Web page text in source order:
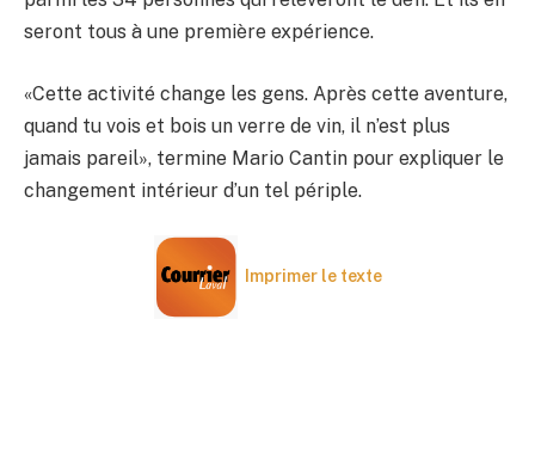
seront tous à une première expérience.
«Cette activité change les gens. Après cette aventure,
quand tu vois et bois un verre de vin, il n’est plus
jamais pareil», termine Mario Cantin pour expliquer le
changement intérieur d’un tel périple.
Imprimer le texte